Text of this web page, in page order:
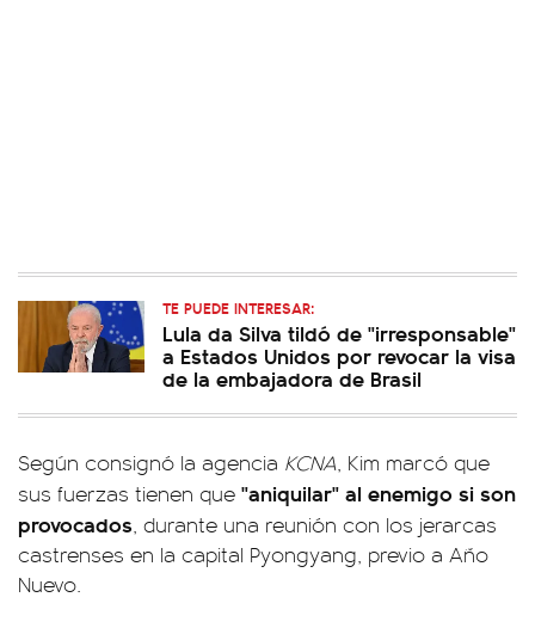
TE PUEDE INTERESAR:
Lula da Silva tildó de "irresponsable"
a Estados Unidos por revocar la visa
de la embajadora de Brasil
Según consignó la agencia KCNA, Kim marcó que
sus fuerzas tienen que "aniquilar" al enemigo si son
provocados, durante una reunión con los jerarcas
castrenses en la capital Pyongyang, previo a Año
Nuevo.